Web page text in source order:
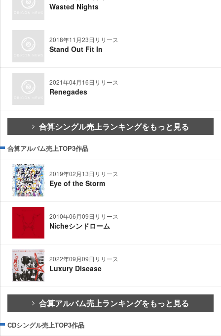
Wasted Nights
2018年11月23日リリース
Stand Out Fit In
2021年04月16日リリース
Renegades
合算シングル売上ランキングをもっと見る
合算アルバム売上TOP3作品
2019年02月13日リリース
Eye of the Storm
2010年06月09日リリース
Nicheシンドローム
2022年09月09日リリース
Luxury Disease
合算アルバム売上ランキングをもっと見る
CDシングル売上TOP3作品